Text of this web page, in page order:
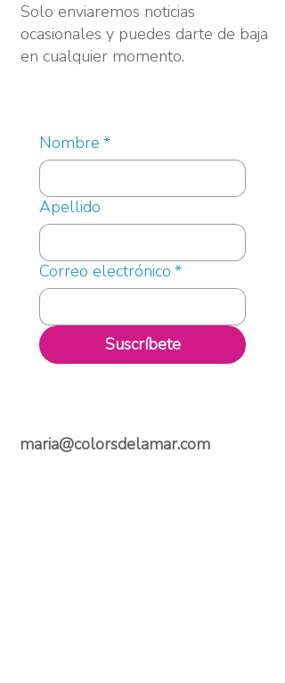
Solo enviaremos noticias
ocasionales y puedes darte de baja
en cualquier momento.
Nombre *
Apellido
Correo electrónico *
Suscríbete
maria@colorsdelamar.com